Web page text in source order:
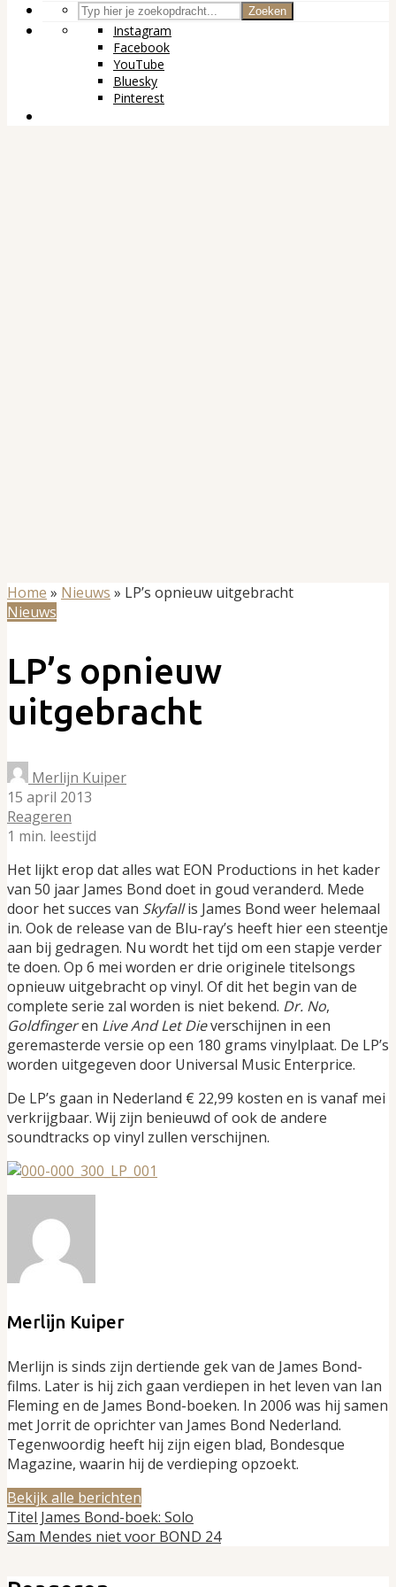
Zoeken
Instagram
Facebook
YouTube
Bluesky
Pinterest
Home » Nieuws » LP’s opnieuw uitgebracht
Nieuws
LP’s opnieuw
uitgebracht
Merlijn Kuiper
15 april 2013
Reageren
1 min. leestijd
Het lijkt erop dat alles wat EON Productions in het kader
van 50 jaar James Bond doet in goud veranderd. Mede
door het succes van Skyfallis James Bond weer helemaal
in. Ook de release van de Blu-ray’s heeft hier een steentje
aan bij gedragen. Nu wordt het tijd om een stapje verder
te doen. Op 6 mei worden er drie originele titelsongs
opnieuw uitgebracht op vinyl. Of dit het begin van de
complete serie zal worden is niet bekend. Dr. No,
Goldfingeren Live And Let Dieverschijnen in een
geremasterde versie op een 180 grams vinylplaat. De LP’s
worden uitgegeven door Universal Music Enterprice.
De LP’s gaan in Nederland € 22,99 kosten en is vanaf mei
verkrijgbaar. Wij zijn benieuwd of ook de andere
soundtracks op vinyl zullen verschijnen.
Merlijn Kuiper
Merlijn is sinds zijn dertiende gek van de James Bond-
films. Later is hij zich gaan verdiepen in het leven van Ian
Fleming en de James Bond-boeken. In 2006 was hij samen
met Jorrit de oprichter van James Bond Nederland.
Tegenwoordig heeft hij zijn eigen blad, Bondesque
Magazine, waarin hij de verdieping opzoekt.
Bekijk alle berichten
Titel James Bond-boek: Solo
Sam Mendes niet voor BOND 24